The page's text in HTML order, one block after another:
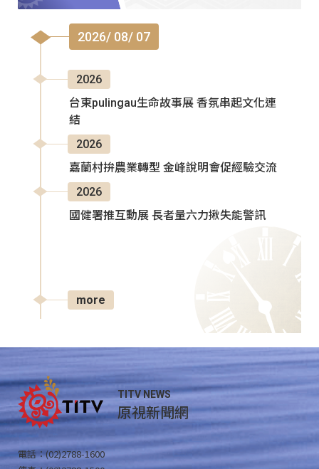
2026/ 08/ 07
2026
台東pulingau生命故事展 香氛串起文化連
結
2026
嘉蘭村拚農業轉型 金峰說明會促經驗交流
2026
國健署推互動展 長者量六力揪失能警訊
more
TITV NEWS
原視新聞網
電話：(02)2788-1600